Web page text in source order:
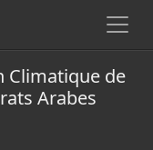
Climatique de
Arabes